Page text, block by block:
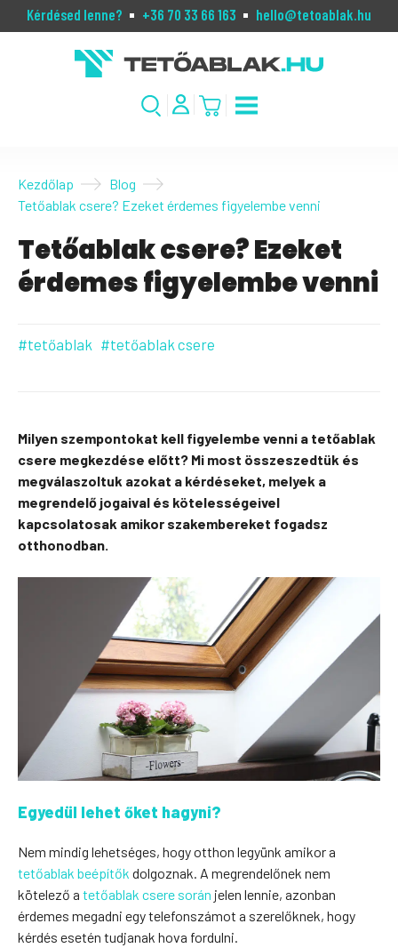
Kérdésed lenne? +36 70 33 66 163 hello@tetoablak.hu
Kezdőlap
Blog
Tetőablak csere? Ezeket érdemes figyelembe venni
Tetőablak csere? Ezeket
érdemes figyelembe venni
#tetőablak #tetőablak csere
Milyen szempontokat kell figyelembe venni a tetőablak
csere megkezdése előtt? Mi most összeszedtük és
megválaszoltuk azokat a kérdéseket, melyek a
megrendelő jogaival és kötelességeivel
kapcsolatosak amikor szakembereket fogadsz
otthonodban.
Egyedül lehet őket hagyni?
Nem mindig lehetséges, hogy otthon legyünk amikor a
tetőablak beépítők dolgoznak. A megrendelőnek nem
kötelező a tetőablak csere során jelen lennie, azonban
érdemes megadni egy telefonszámot a szerelőknek, hogy
kérdés esetén tudjanak hova fordulni.